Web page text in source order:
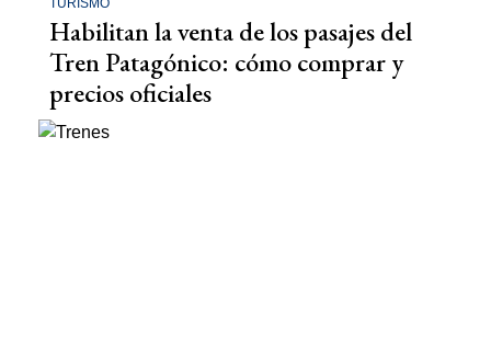
TURISMO
Habilitan la venta de los pasajes del
Tren Patagónico: cómo comprar y
precios oficiales